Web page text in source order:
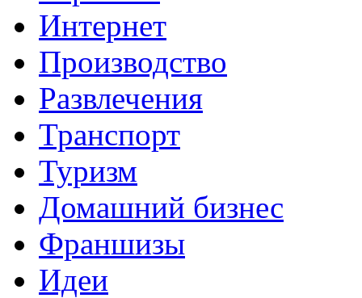
Интернет
Производство
Развлечения
Транспорт
Туризм
Домашний бизнес
Франшизы
Идеи